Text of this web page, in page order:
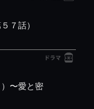
７話）
〜愛と密